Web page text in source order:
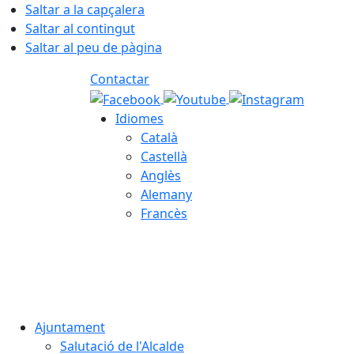
Saltar a la capçalera
Saltar al contingut
Saltar al peu de pàgina
Contactar
Idiomes
Català
Castellà
Anglès
Alemany
Francès
Ajuntament
Salutació de l'Alcalde